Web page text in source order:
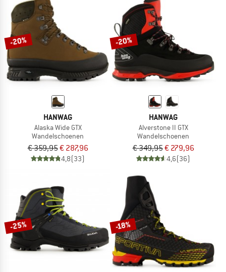
-20%
HANWAG
Alaska Wide GTX
Wandelschoenen
€ 359,95€ 287,96
4,8(33)
-20%
HANWAG
Alverstone II GTX
Wandelschoenen
€ 349,95€ 279,96
4,6(36)
-25% -18%